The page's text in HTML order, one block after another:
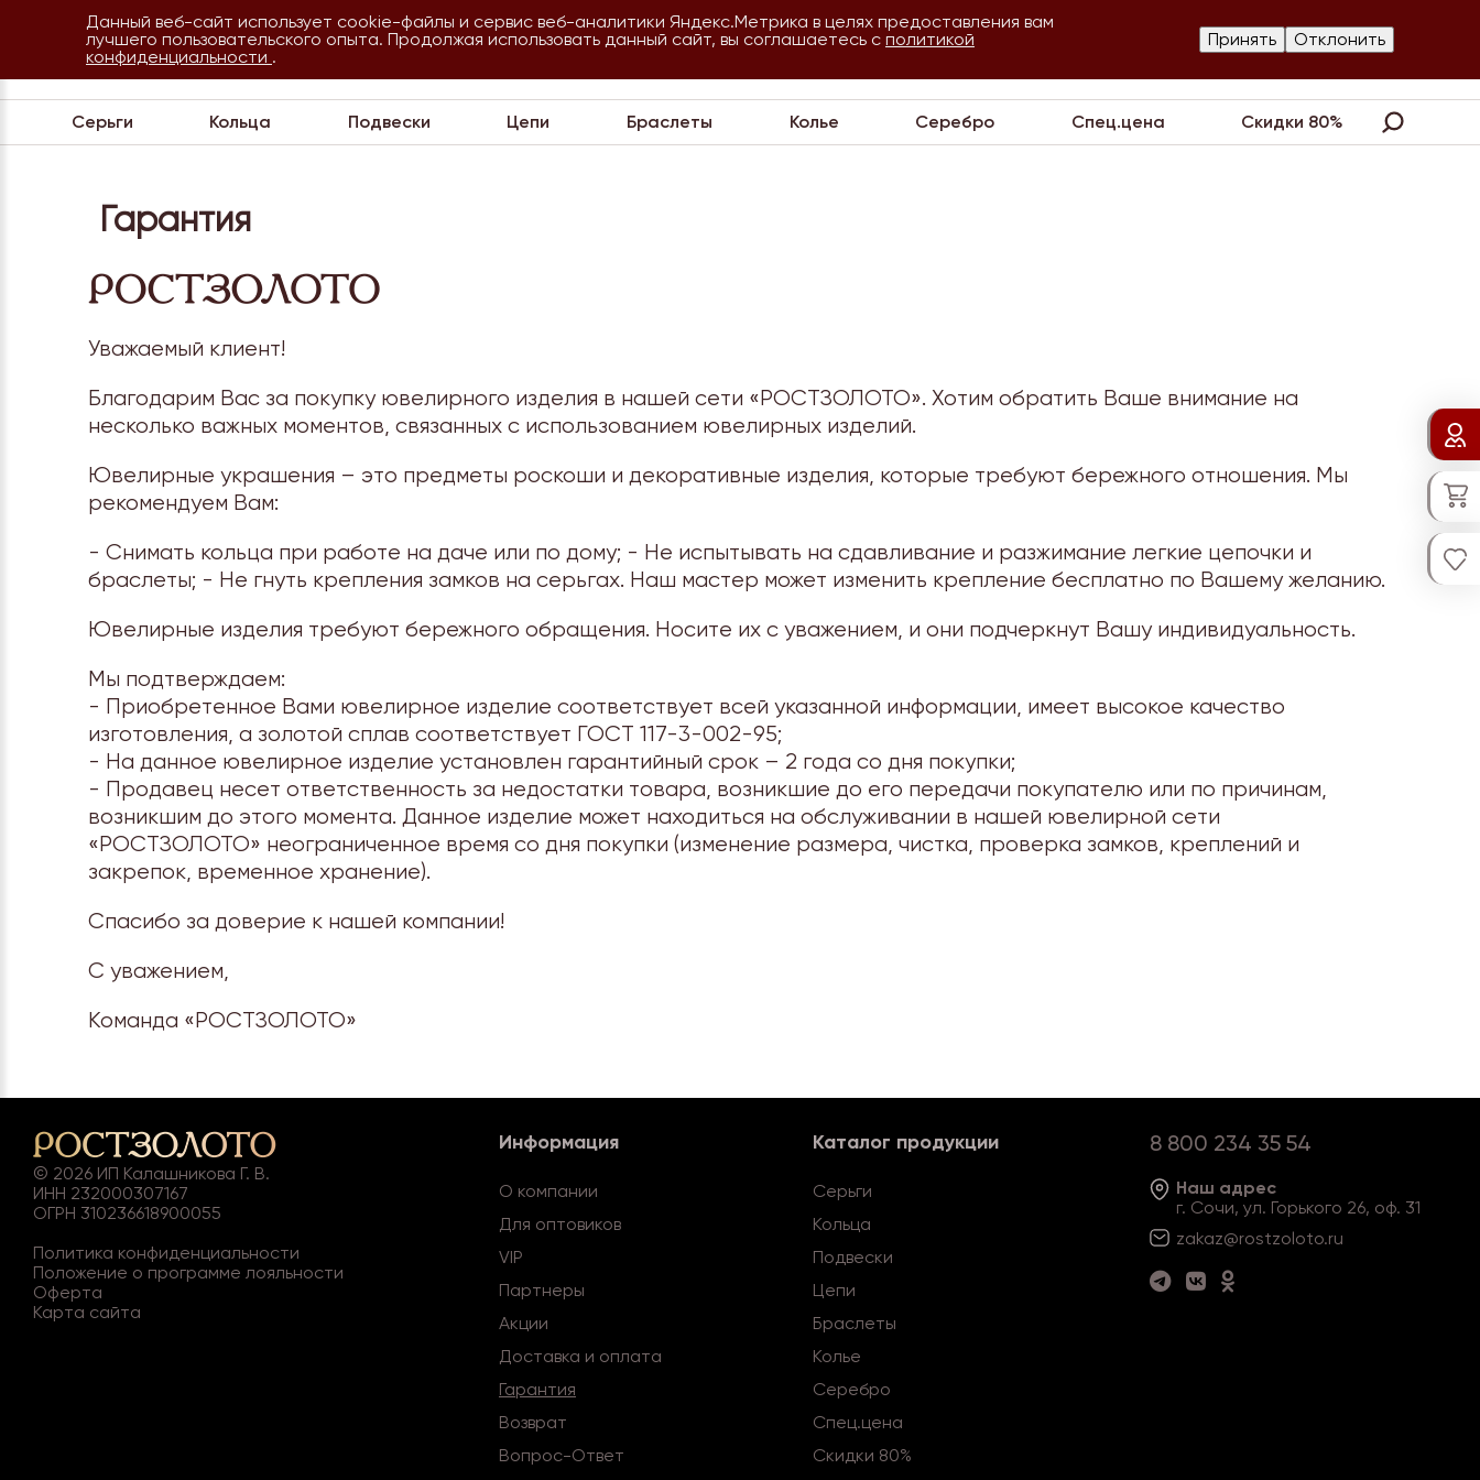
Сочи
8 800 234 35 54
Обратная связь
О
Для
VIP Контакты
Серьги Кольца Подвески Цепи Браслеты Колье Серебро Спец.цена Скидки 80%
Гарантия
Уважаемый клиент!
Благодарим Вас за покупку ювелирного изделия в нашей сети «РОСТЗОЛОТО». Хотим обратить Ваше внимание на
несколько важных моментов, связанных с использованием ювелирных изделий.
Ювелирные украшения – это предметы роскоши и декоративные изделия, которые требуют бережного отношения. Мы
рекомендуем Вам:
- Снимать кольца при работе на даче или по дому; - Не испытывать на сдавливание и разжимание легкие цепочки и
браслеты; - Не гнуть крепления замков на серьгах. Наш мастер может изменить крепление бесплатно по Вашему желанию.
Ювелирные изделия требуют бережного обращения. Носите их с уважением, и они подчеркнут Вашу индивидуальность.
Мы подтверждаем:
- Приобретенное Вами ювелирное изделие соответствует всей указанной информации, имеет высокое качество
изготовления, а золотой сплав соответствует ГОСТ 117-3-002-95;
- На данное ювелирное изделие установлен гарантийный срок – 2 года со дня покупки;
- Продавец несет ответственность за недостатки товара, возникшие до его передачи покупателю или по причинам,
возникшим до этого момента. Данное изделие может находиться на обслуживании в нашей ювелирной сети
«РОСТЗОЛОТО» неограниченное время со дня покупки (изменение размера, чистка, проверка замков, креплений и
закрепок, временное хранение).
Спасибо за доверие к нашей компании!
С уважением,
Команда «РОСТЗОЛОТО»
© 2026 ИП Калашникова Г. В.
ИНН 232000307167
ОГРН 310236618900055
Политика конфиденциальности
Положение о программе лояльности
Оферта
Карта сайта
Информация
О компании
Для оптовиков
VIP
Партнеры
Акции
Доставка и оплата
Гарантия
Возврат
Вопрос-Ответ
Каталог продукции
Серьги
Кольца
Подвески
Цепи
Браслеты
Колье
Серебро
Спец.цена
Скидки 80%
8 800 234 35 54
Наш адрес
г. Сочи, ул. Горького 26, оф. 31
zakaz@rostzoloto.ru
Данный веб-сайт использует cookie-файлы и сервис веб-аналитики Яндекс.Метрика в целях предоставления вам
лучшего пользовательского опыта. Продолжая использовать данный сайт, вы соглашаетесь с политикой
конфиденциальности .
Принять Отклонить